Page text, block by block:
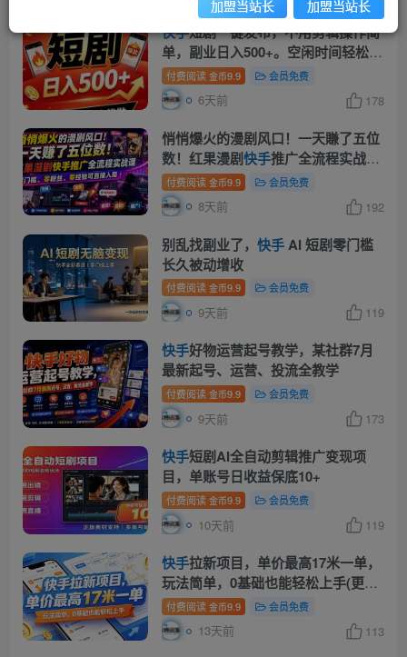
快手短剧一键发布，不用剪辑操作简
单，副业日入500+。空闲时间轻松赚
收益
付费阅读 金币9.9 会员免费
6天前 178
悄悄爆火的漫剧风口！一天賺了五位
数！红果漫剧快手推广全流程实战
课，零门槛、零粉丝、零经验可直接
入局
付费阅读 金币9.9 会员免费
8天前 192
别乱找副业了， 快手AI 短剧零门槛
长久被动增收
付费阅读 金币9.9 会员免费
9天前 119
快手好物运营起号教学，某社群7月
最新起号、运营、投流全教学
付费阅读 金币9.9 会员免费
9天前 173
快手短剧AI全自动剪辑推广变现项
目，单账号日收益保底10+
付费阅读 金币9.9 会员免费
10天前 119
快手拉新项目，单价最高17米一单，
玩法简单，0基础也能轻松上手(更新
07月23日)
付费阅读 金币9.9 会员免费
13天前 113
加盟当站长 加盟当站长